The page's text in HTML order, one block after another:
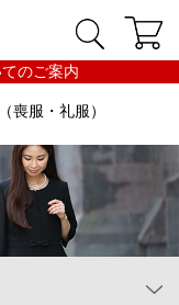
のご案内
喪服・礼服）